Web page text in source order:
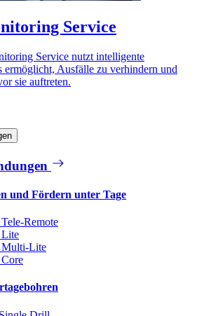
Service
Service nutzt intelligente
ermöglicht, Ausfälle zu verhindern und
sie auftreten.
und Fördern unter Tage
Remote
Lite